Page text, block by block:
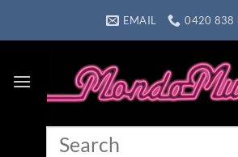
EMAIL 0420 838